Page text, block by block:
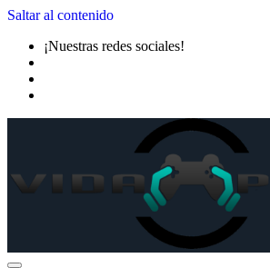
Saltar al contenido
¡Nuestras redes sociales!